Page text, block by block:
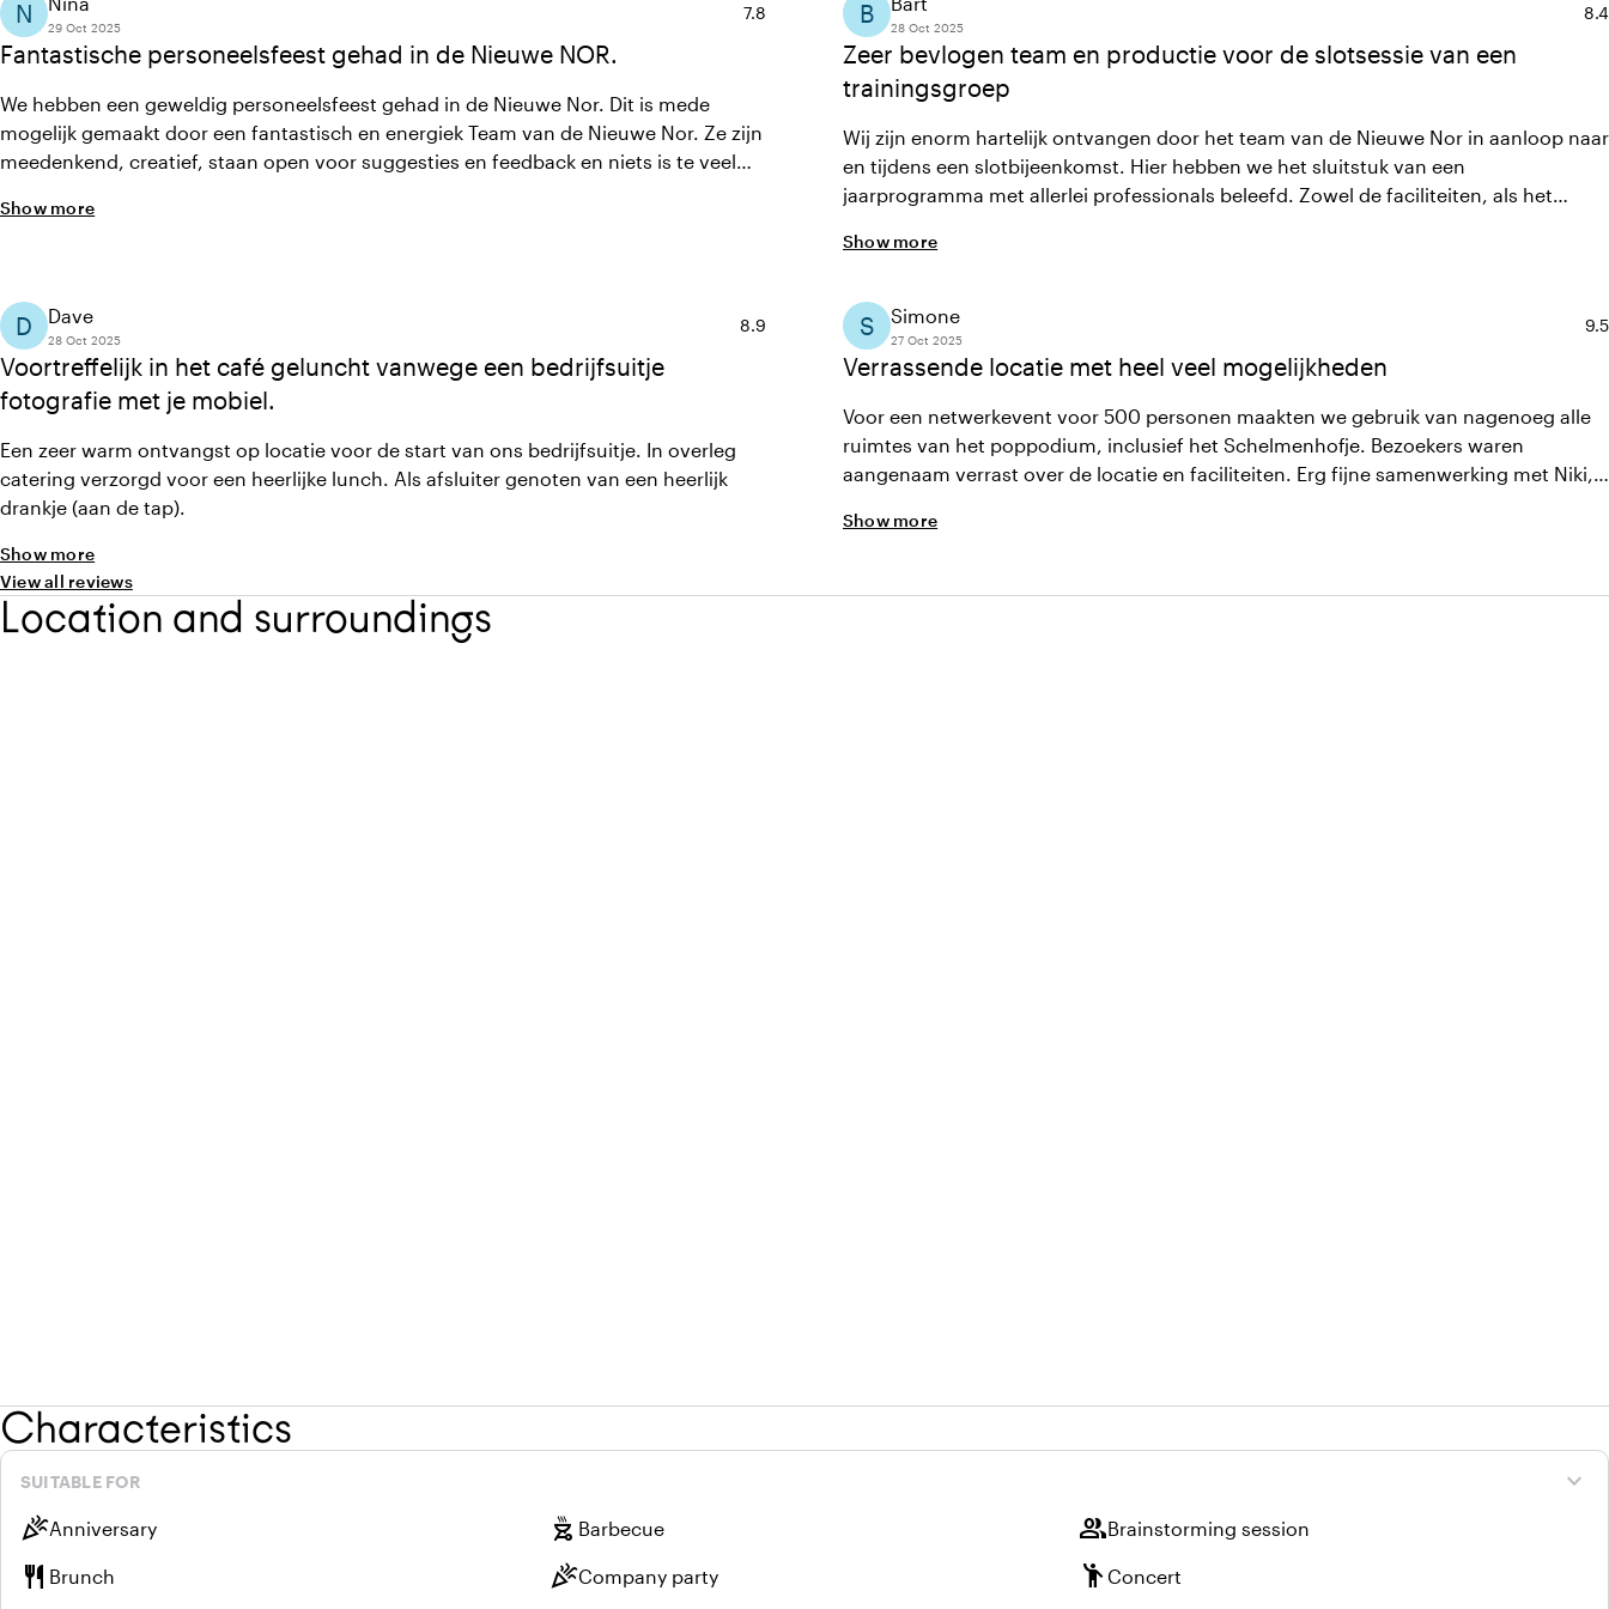
Fantastische personeelsfeest gehad in de Nieuwe NOR.
N 29 Oct 2025
Average rating of 7.8 out of 10
7.8
We hebben een geweldig personeelsfeest gehad in de Nieuwe Nor. Dit is mede
mogelijk gemaakt door een fantastisch en energiek Team van de Nieuwe Nor. Ze zijn
meedenkend, creatief, staan open voor suggesties en feedback en niets is te veel
Show more
Zeer bevlogen team en productie voor de slotsessie van een
trainingsgroep
B 28 Oct 2025
8.4
Wij zijn enorm hartelijk ontvangen door het team van de Nieuwe Nor in aanloop naar
en tijdens een slotbijeenkomst. Hier hebben we het sluitstuk van een
jaarprogramma met allerlei professionals beleefd. Zowel de faciliteiten, als het
aanrader!
Show more
Voortreffelijk in het café geluncht vanwege een bedrijfsuitje
fotografie met je mobiel.
D Dave
28 Oct 2025
Average rating of 8.9 out of 10
8.9
Een zeer warm ontvangst op locatie voor de start van ons bedrijfsuitje. In overleg
catering verzorgd voor een heerlijke lunch. Als afsluiter genoten van een heerlijk
drankje (aan de tap).
Show more
Verrassende locatie met heel veel mogelijkheden
S Simone
27 Oct 2025
9.5
Voor een netwerkevent voor 500 personen maakten we gebruik van nagenoeg alle
ruimtes van het poppodium, inclusief het Schelmenhofje. Bezoekers waren
aangenaam verrast over de locatie en faciliteiten. Erg fijne samenwerking met Niki,
tijdens de conferentie waren zij echt onderdeel van ons team. We kijken met veel
Show more
View all reviews
Location and surroundings
Characteristics
expand_more
SUITABLE FOR
celebrationAnniversary outdoor_grill Barbecue groupBrainstorming session
restaurant Brunch celebrationCompany party emoji_peopleConcert